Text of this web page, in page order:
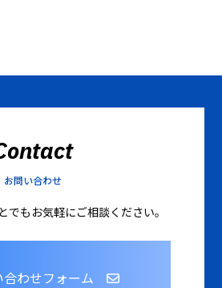
お問い合わせ
でもお気軽にご相談ください。
合わせフォーム